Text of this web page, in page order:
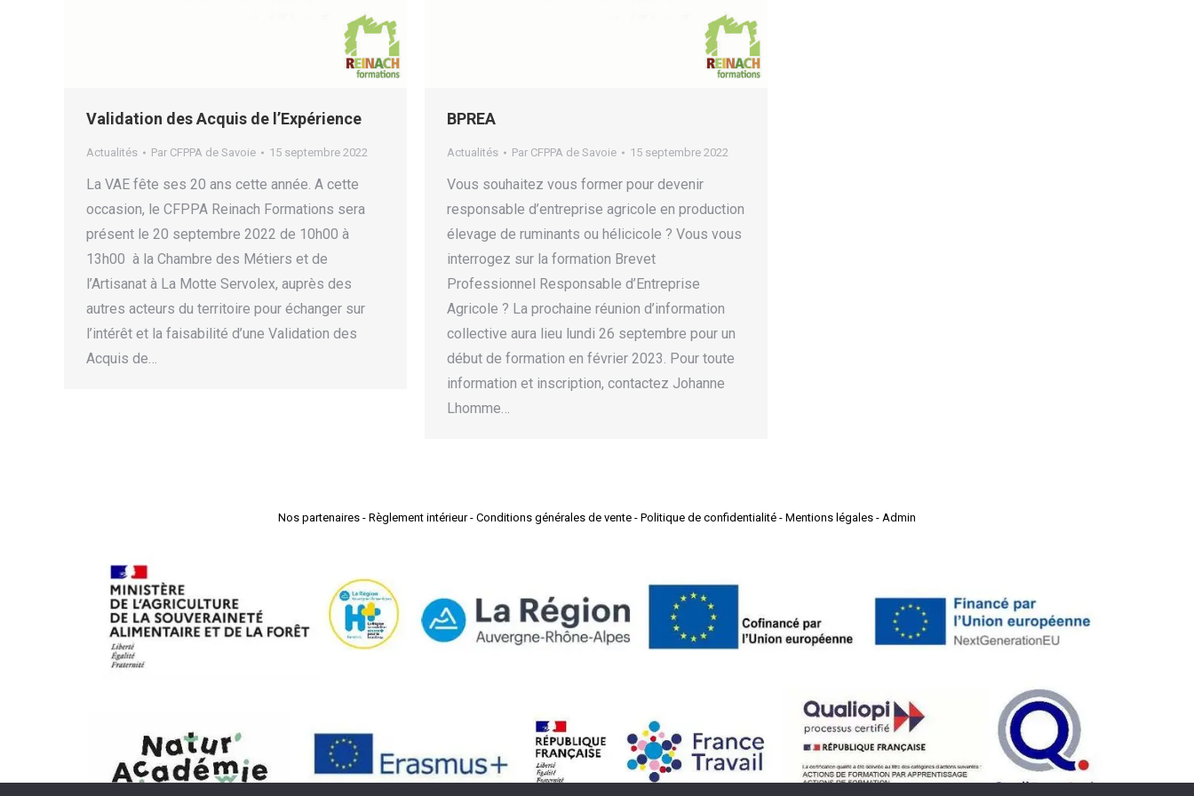
Validation des Acquis de l’Expérience
Actualités Par CFPPA de Savoie 15 septembre 2022
La VAE fête ses 20 ans cette année. A cette
occasion, le CFPPA Reinach Formations sera
présent le 20 septembre 2022 de 10h00 à
13h00 à la Chambre des Métiers et de
l’Artisanat à La Motte Servolex, auprès des
autres acteurs du territoire pour échanger sur
l’intérêt et la faisabilité d’une Validation des
Acquis de…
BPREA
Actualités Par CFPPA de Savoie 15 septembre 2022
Vous souhaitez vous former pour devenir
responsable d’entreprise agricole en production
élevage de ruminants ou hélicicole ? Vous vous
interrogez sur la formation Brevet
Professionnel Responsable d’Entreprise
Agricole ? La prochaine réunion d’information
collective aura lieu lundi 26 septembre pour un
début de formation en février 2023. Pour toute
information et inscription, contactez Johanne
Lhomme…
Nos partenaires - Règlement intérieur- Conditions générales de vente - Politique de confidentialité - Mentions légales - Admin